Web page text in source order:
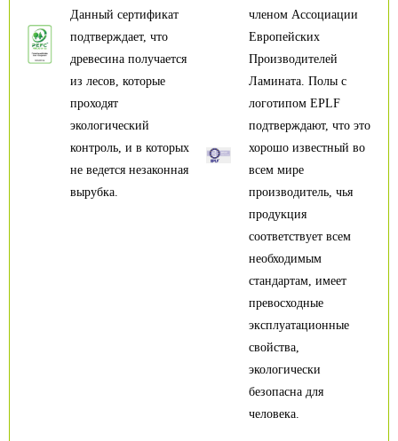
Данный сертификат
подтверждает, что
древесина получается
из лесов, которые
проходят
экологический
контроль, и в которых
не ведется незаконная
вырубка.
членом Ассоциации
Европейских
Производителей
Ламината. Полы с
логотипом EPLF
подтверждают, что это
хорошо известный во
всем мире
производитель, чья
продукция
соответствует всем
необходимым
стандартам, имеет
превосходные
эксплуатационные
свойства,
экологически
безопасна для
человека.